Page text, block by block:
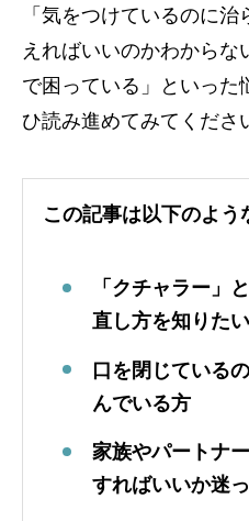
「気をつけているのに
えればいいのかわからな
で困っている」といった
ひ読み進めてみてくださ
この記事は以下のよう
「クチャラー」
直し方を知りた
口を閉じている
んでいる方
家族やパートナ
すればいいか迷